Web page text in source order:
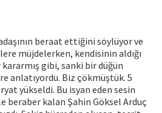
beraat ettiğini söylüyor ve
müjdelerken, kendisinin aldığı
kararmış gibi, sanki bir düğün
anlatıyordu. Biz çökmüştük. 5
yükseldi. Bu isyan eden sesin
beraber kalan Şahin Göksel Arduç